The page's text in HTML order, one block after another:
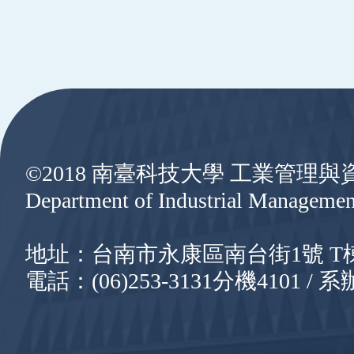
©2018 南臺科技大學 工業管理與
Department of Industrial
地址：台南市永康區南台街1號 T
電話：(06)253-3131分機4101 /